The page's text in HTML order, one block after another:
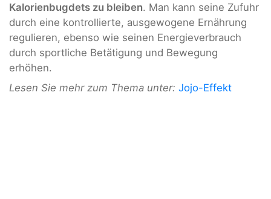
Kalorienbugdets zu bleiben. Man kann seine Zufuhr
durch eine kontrollierte, ausgewogene Ernährung
regulieren, ebenso wie seinen Energieverbrauch
durch sportliche Betätigung und Bewegung
erhöhen.
Lesen Sie mehr zum Thema unter: Jojo-Effekt